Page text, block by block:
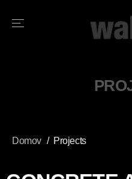
Domov Projects